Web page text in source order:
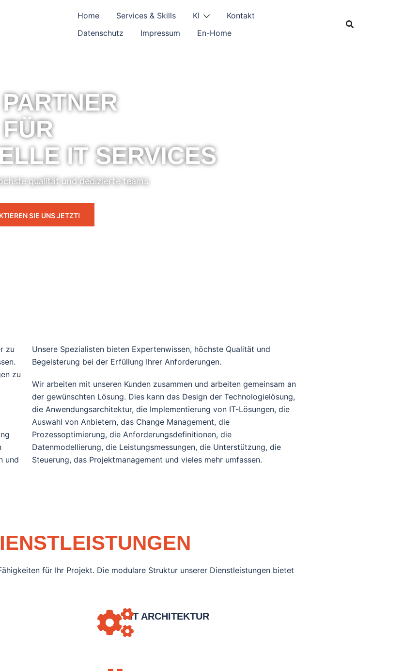
Home Services & Skills KI
Kontakt
Datenschutz
Impressum En-Home
FÜR
IT SERVICES
qualität und dedizierte teams
SIE UNS JETZT!
zu
zu
und
Unsere Spezialisten bieten Expertenwissen, höchste Qualität und
Begeisterung bei der Erfüllung Ihrer Anforderungen.
Wir arbeiten mit unseren Kunden zusammen und arbeiten gemeinsam an
der gewünschten Lösung. Dies kann das Design der Technologielösung,
die Anwendungsarchitektur, die Implementierung von IT-Lösungen, die
Auswahl von Anbietern, das Change Management, die
Prozessoptimierung, die Anforderungsdefinitionen, die
Datenmodellierung, die Leistungsmessungen, die Unterstützung, die
Steuerung, das Projektmanagement und vieles mehr umfassen.
für Ihr Projekt. Die modulare Struktur unserer Dienstleistungen bietet
IT ARCHITEKTUR